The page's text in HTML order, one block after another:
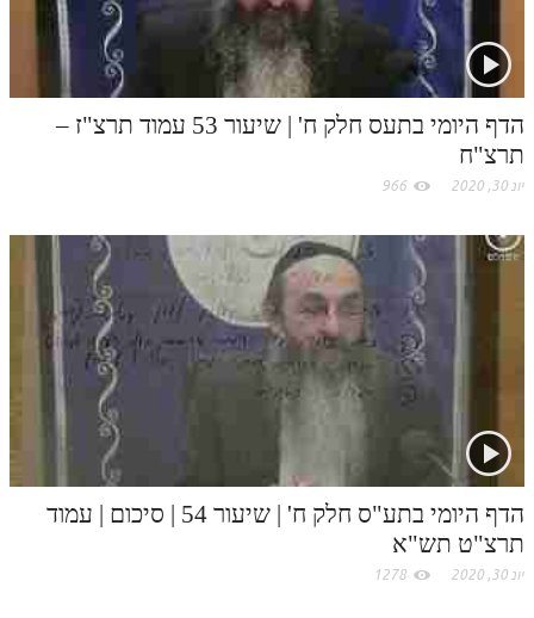
הדף היומי בתעס חלק ח' | שיעור 53 עמוד תרצ"ז –
תרצ"ח
יונ 30, 2020 966
הדף היומי בתע"ס חלק ח' | שיעור 54 | סיכום | עמוד
תרצ"ט תש"א
יונ 30, 2020 1278